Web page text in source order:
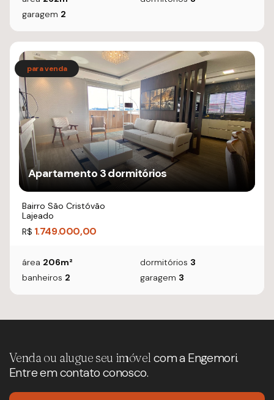
garagem 2
Apartamento 3 dormitórios
Bairro São Cristóvão
Lajeado
R$ 1.749.000,00
área 206m² dormitórios 3
banheiros 2 garagem 3
Venda ou alugue seu imóvel com a Engemori.
Entre em contato conosco.